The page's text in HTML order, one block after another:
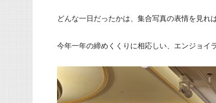
どんな一日だったかは、集合写真の表情を見れ
今年一年の締めくくりに相応しい、エンジョイ